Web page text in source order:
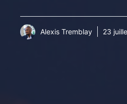
Alexis Tremblay 23